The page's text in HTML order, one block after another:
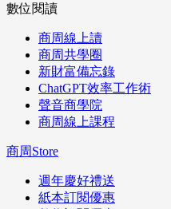
數位閱讀
商周線上讀
商周共學圈
新財富備忘錄
ChatGPT效率工作術
聲音商學院
商周線上課程
商周Store
週年慶好禮送
紙本訂閱優惠